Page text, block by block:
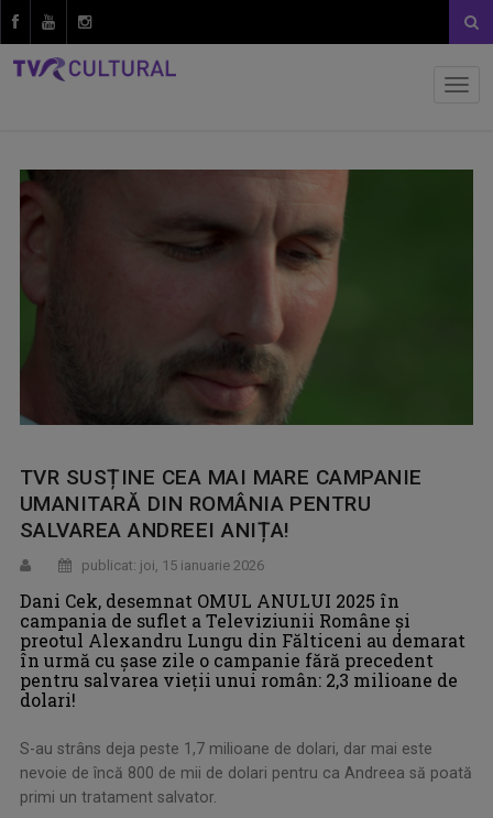
TVR SUSȚINE CEA MAI MARE CAMPANIE
UMANITARĂ DIN ROMÂNIA PENTRU
SALVAREA ANDREEI ANIȚA!
publicat: joi, 15 ianuarie 2026
Dani Cek, desemnat OMUL ANULUI 2025 în
campania de suflet a Televiziunii Române și
preotul Alexandru Lungu din Fălticeni au demarat
în urmă cu șase zile o campanie fără precedent
pentru salvarea vieții unui român: 2,3 milioane de
dolari!
S-au strâns deja peste 1,7 milioane de dolari, dar mai este
nevoie de încă 800 de mii de dolari pentru ca Andreea să poată
primi un tratament salvator.